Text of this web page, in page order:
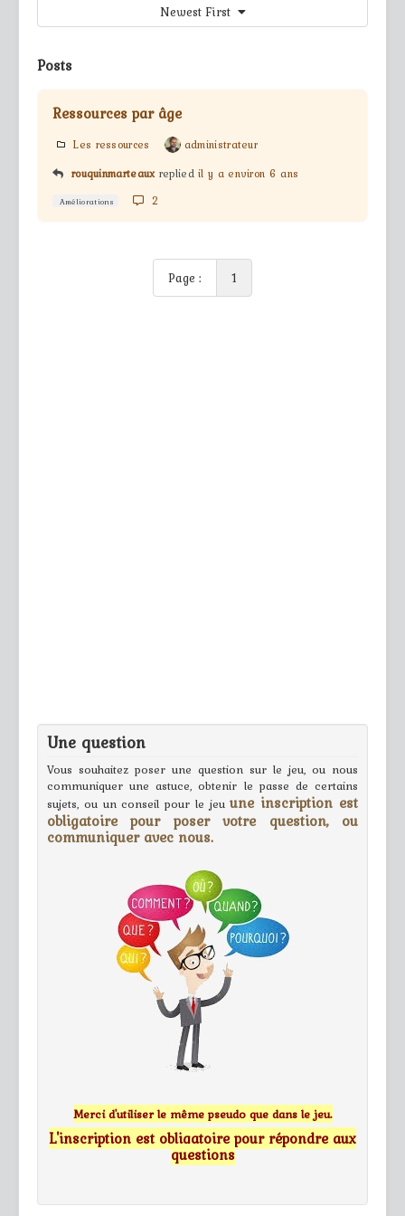
Newest First
Posts
Ressources par âge
Les ressources
administrateur
rouquinmarteaux repliedil y a environ 6 ans
Améliorations 2
Page : 1
Une question
Vous souhaitez poser une question sur le jeu, ou nous
communiquer une astuce, obtenir le passe de certains
sujets, ou un conseil pour le jeuune inscription est
obligatoire pour poser votre question, ou
communiquer avec nous.
Merci d'utiliser le même pseudo que dans le jeu.
L'inscription est obligatoire pour répondre aux
questions